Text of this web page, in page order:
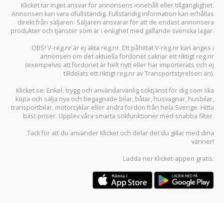
Klicket tar inget ansvar för annonsens innehåll eller tillgänglighet.
Annonsen kan vara ofullständig. Fullständig information kan erhållas
direkt från säljaren. Säljaren ansvarar för att de endast annonsera
produkter och tjänster som är i enlighet med gällande svenska lagar.
OBS! V-reg.nr är ej äkta reg.nr. Ett påhittat V-reg.nr kan anges i
annonsen om det aktuella fordonet saknar ett riktigt reg.nr
(exempelvis att fordonet är helt nytt eller har importerats och ej
tilldelats ett riktigt reg.nr av Transportstyrelsen än).
Klicket.se: Enkel, trygg och användarvänlig söktjänst för dig som ska
köpa och sälja nya och begagnade bilar, båtar, husvagnar, husbilar,
transportbilar, motorcyklar eller andra fordon från hela Sverige. Hitta
bäst priser. Upplev våra smarta sökfunktioner med snabba filter.
Tack för att du använder Klicket och delar det du gillar med dina
vänner!
Ladda ner Klicket-appen gratis: